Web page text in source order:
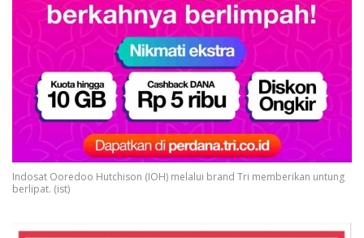
Indosat Ooredoo Hutchison (IOH) melalui brand Tri memberikan untung
berlipat. (ist)